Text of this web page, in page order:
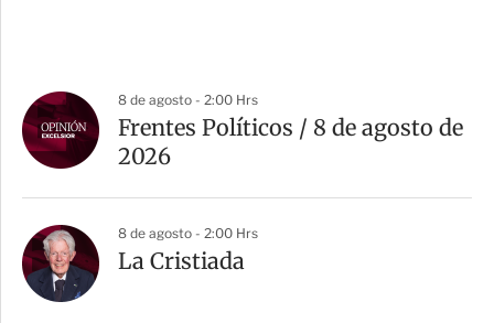
8 de agosto - 2:00 Hrs
Frentes Políticos / 8 de agosto de
2026
8 de agosto - 2:00 Hrs
La Cristiada